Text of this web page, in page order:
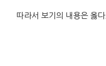
따라서 보기의 내용은 옳다.